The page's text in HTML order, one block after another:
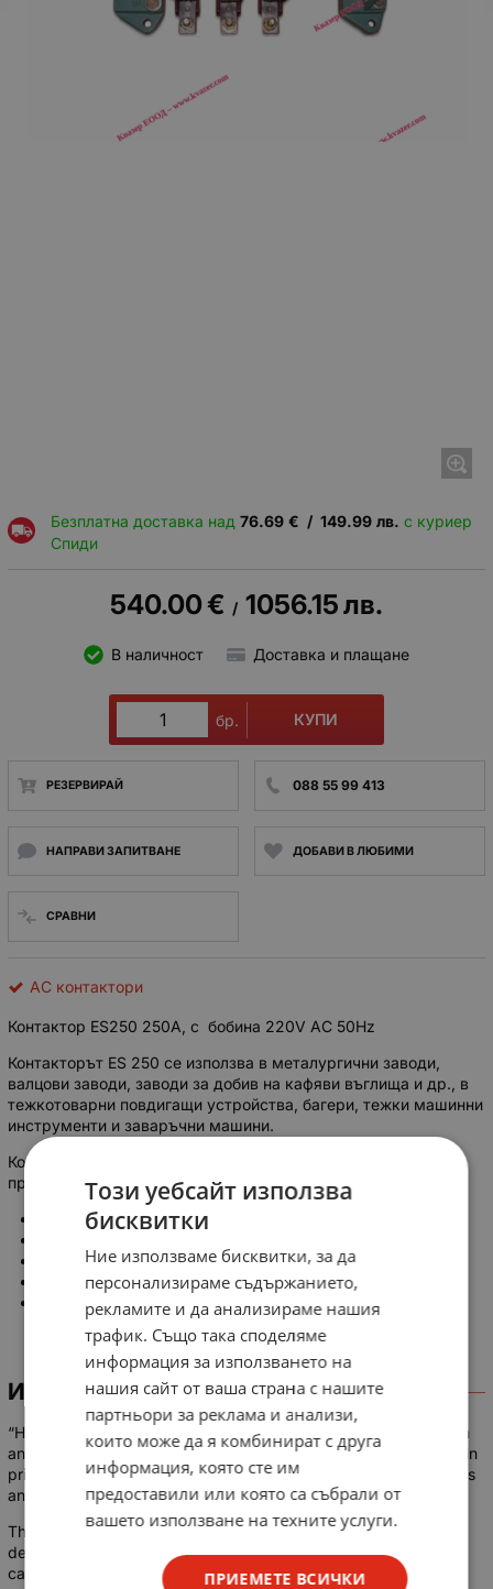
Безплатна доставка над 76.69 € / 149.99 лв. с куриер
Спиди
540.00€ / 1056.15лв.
В наличност Доставка и плащане
бр. КУПИ
РЕЗЕРВИРАЙ 088 55 99 413
НАПРАВИ ЗАПИТВАНЕ ДОБАВИ В ЛЮБИМИ
СРАВНИ
AC контактори
Контактор ES250 250A, с бобина 220V AC 50Hz
Контакторът ES 250 се използва в металургични заводи,
валцови заводи, заводи за добив на кафяви въглища и др., в
тежкотоварни повдигащи устройства, багери, тежки машинни
инструменти и заваръчни машини.
Контакторите ES се използват на портални кранове,
произведени в Германия:
Албатрос;
Сокол;
Албрехт;
Кондор и други
ИНФОРМАЦИЯ
“Heavy duty” air contactors (type ES series), due to their design
and high reliability of operation, are particularly suitable for use in
primary, metallurgical and chemical industries, conveyor systems
and shipbuilding, as well as in mechanical engineering.
They are used for direct switching of all types of motors, star-
delta combinations and reverse switching, for switching
capacitors, brake fans, etc. used. Together with separately
Този уебсайт използва
бисквитки
Ние използваме бисквитки, за да
персонализираме съдържанието,
рекламите и да анализираме нашия
трафик. Също така споделяме
информация за използването на
нашия сайт от ваша страна с нашите
партньори за реклама и анализи,
които може да я комбинират с друга
информация, която сте им
предоставили или която са събрали от
вашето използване на техните услуги.
ПРИЕМЕТЕ ВСИЧКИ